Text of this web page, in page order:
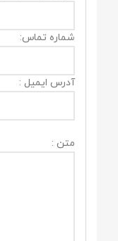
شماره تماس:
آدرس ایمیل :
متن :